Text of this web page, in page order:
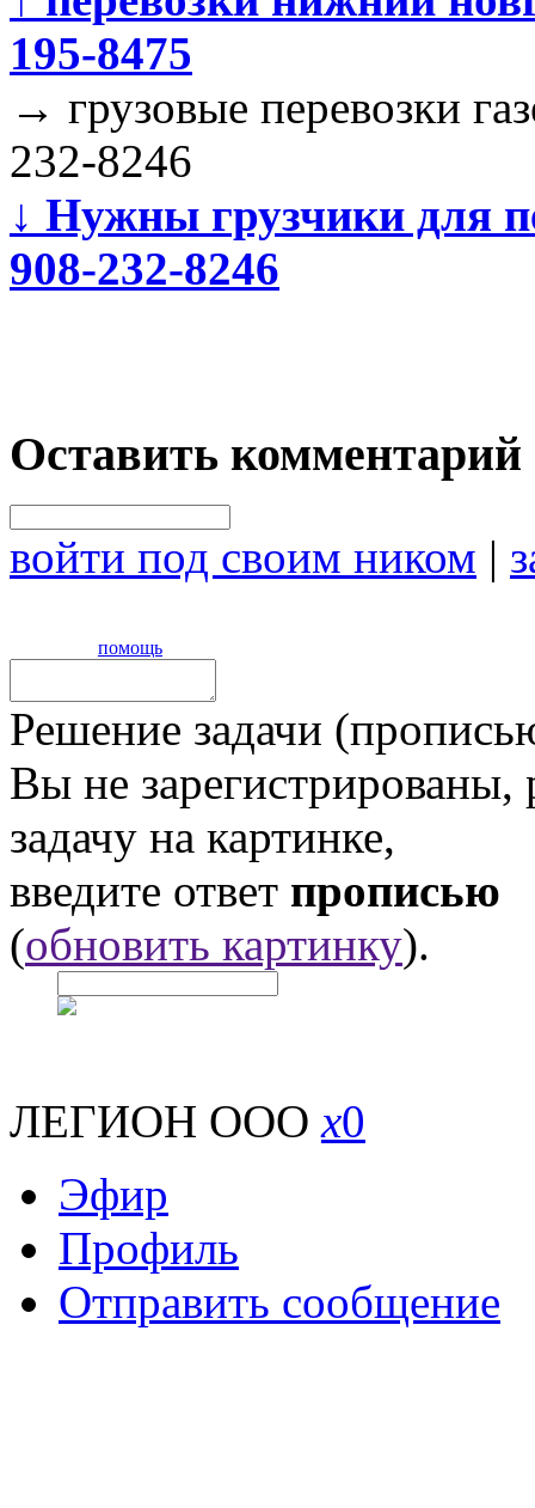
195-8475
→ грузовые перевозки
232-8246
↓ Нужны грузчики для
908-232-8246
Оставить комментарий
войти под своим ником |
помощь
Решение задачи
Вы не
задачу на картинке,
введите ответ прописью
(обновить картинку).
ЛЕГИОН ОООx0
Эфир
Профиль
Отправить сообщение